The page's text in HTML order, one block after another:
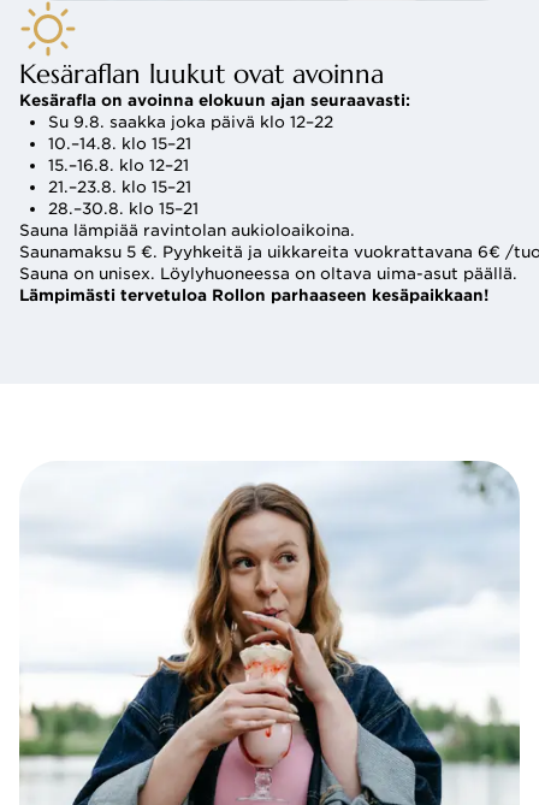
Kesäraflan luukut ovat avoinna
Kesärafla on avoinna elokuun ajan seuraavasti:
Su 9.8. saakka joka päivä klo 12–22
10.–14.8. klo 15–21
15.–16.8. klo 12–21
21.–23.8. klo 15–21
28.–30.8. klo 15–21
Sauna lämpiää ravintolan aukioloaikoina.
Saunamaksu 5 €. Pyyhkeitä ja uikkareita vuokrattavana 6€ /
Sauna on unisex. Löylyhuoneessa on oltava uima-asut päällä.
Lämpimästi tervetuloa Rollon parhaaseen kesäpaikkaan!